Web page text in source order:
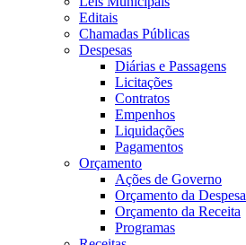
Editais
Chamadas Públicas
Despesas
Diárias e Passagens
Licitações
Contratos
Empenhos
Liquidações
Pagamentos
Orçamento
Ações de Governo
Orçamento da Despesa
Orçamento da Receita
Programas